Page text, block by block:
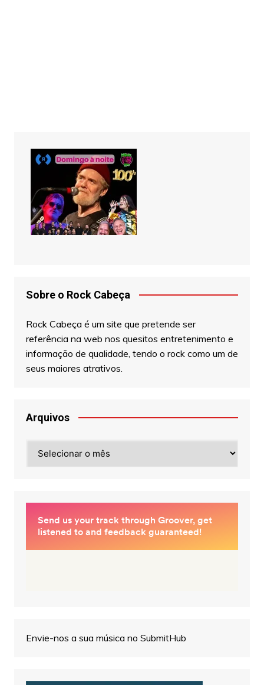
Sobre o Rock Cabeça
Rock Cabeça é um site que pretende ser
referência na web nos quesitos entretenimento e
informação de qualidade, tendo o rock como um de
seus maiores atrativos.
Arquivos
Envie-nos a sua música no SubmitHub